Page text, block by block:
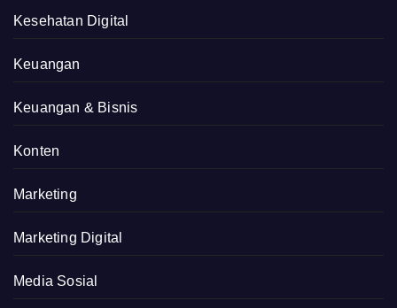
Kesehatan Digital
Keuangan
Keuangan & Bisnis
Konten
Marketing
Marketing Digital
Media Sosial